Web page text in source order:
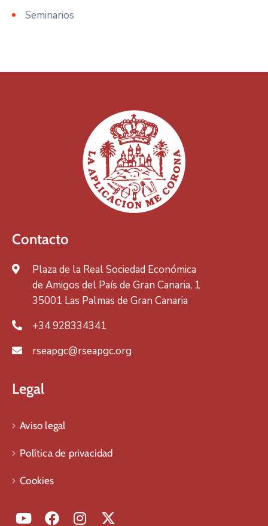
Seminarios
Contacto
Plaza de la Real Sociedad Económica
de Amigos del País de Gran Canaria, 1
35001 Las Palmas de Gran Canaria
+34 928334341
rseapgc@rseapgc.org
Legal
Aviso legal
Política de privacidad
Cookies